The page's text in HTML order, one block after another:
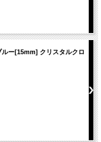
ー[15mm] クリスタルクロ